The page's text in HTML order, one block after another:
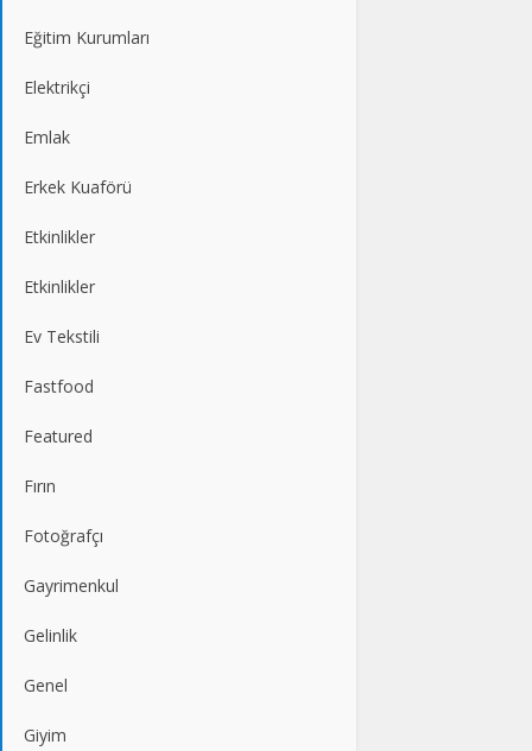
Eğitim Kurumları
Elektrikçi
Emlak
Erkek Kuaförü
Etkinlikler
Etkinlikler
Ev Tekstili
Fastfood
Featured
Fırın
Fotoğrafçı
Gayrimenkul
Gelinlik
Genel
Giyim